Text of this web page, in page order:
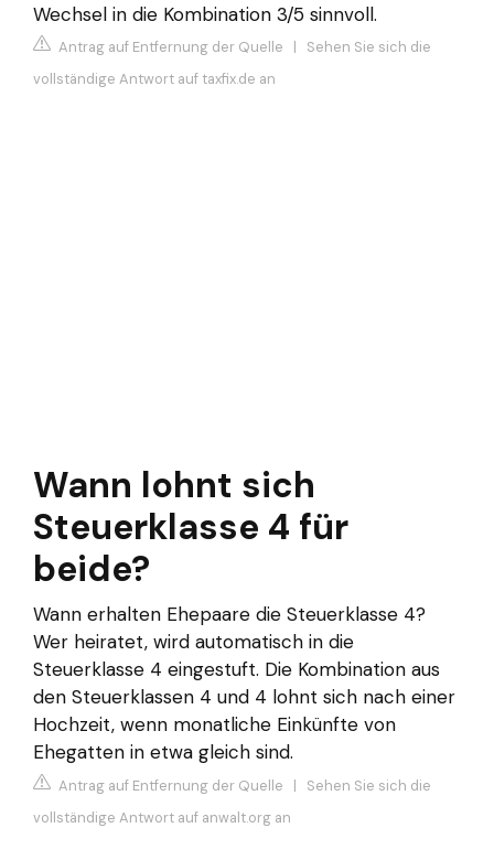
Wechsel in die Kombination 3/5 sinnvoll.
Antrag auf Entfernung der Quelle | Sehen Sie sich die
vollständige Antwort auf taxfix.de an
Wann lohnt sich
Steuerklasse 4 für
beide?
Wann erhalten Ehepaare die Steuerklasse 4?
Wer heiratet, wird automatisch in die
Steuerklasse 4 eingestuft. Die Kombination aus
den Steuerklassen 4 und 4 lohnt sich nach einer
Hochzeit, wenn monatliche Einkünfte von
Ehegatten in etwa gleich sind.
Antrag auf Entfernung der Quelle | Sehen Sie sich die
vollständige Antwort auf anwalt.org an